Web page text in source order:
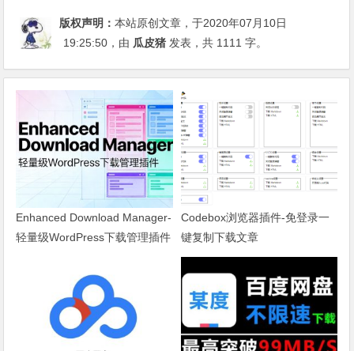
版权声明：本站原创文章，于2020年07月10日
19:25:50 ，由 瓜皮猪 发表，共 1111 字。
Enhanced Download Manager-
轻量级WordPress下载管理插件
Codebox浏览器插件-免登录一
键复制下载文章